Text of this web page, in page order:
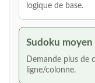
logique de base.
Sudoku moyen
Demande plus de
ligne/colonne.